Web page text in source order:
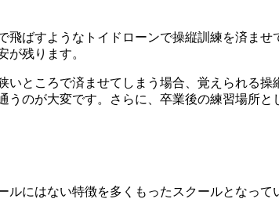
ばすようなトイドローンで操縦訓練を済ま
が残ります。
ところで済ませてしまう場合、覚えられる
のが大変です。さらに、卒業後の練習場所と
ルにはない特徴を多くもったスクールとなって